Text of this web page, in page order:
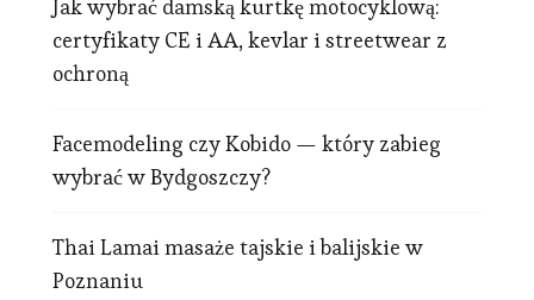
Jak wybrać damską kurtkę motocyklową:
certyfikaty CE i AA, kevlar i streetwear z
ochroną
Facemodeling czy Kobido — który zabieg
wybrać w Bydgoszczy?
Thai Lamai masaże tajskie i balijskie w
Poznaniu